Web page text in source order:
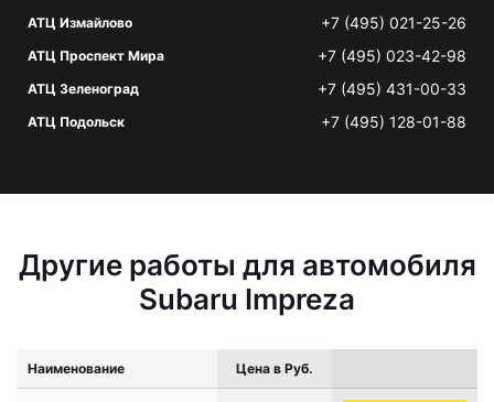
АТЦ Измайлово +7 (495) 021-25-26
АТЦ Проспект Мира +7 (495) 023-42-98
АТЦ Зеленоград +7 (495) 431-00-33
АТЦ Подольск +7 (495) 128-01-88
Другие работы для автомобиля
Subaru Impreza
Наименование Цена в Руб.